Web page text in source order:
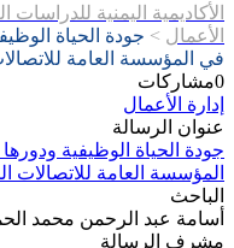
الأكاديمية اليمنية للدراسات
الأعمال > جودة الحياة
في المؤسسة العامة
0مشاركات
إدارة الأعمال
عنوان الرسالة
جودة الحياة الوظيفية
المؤسسة العامة للاتصالات
الباحث
أسامة عبد الرحمن محمد
مشرف الرسالة